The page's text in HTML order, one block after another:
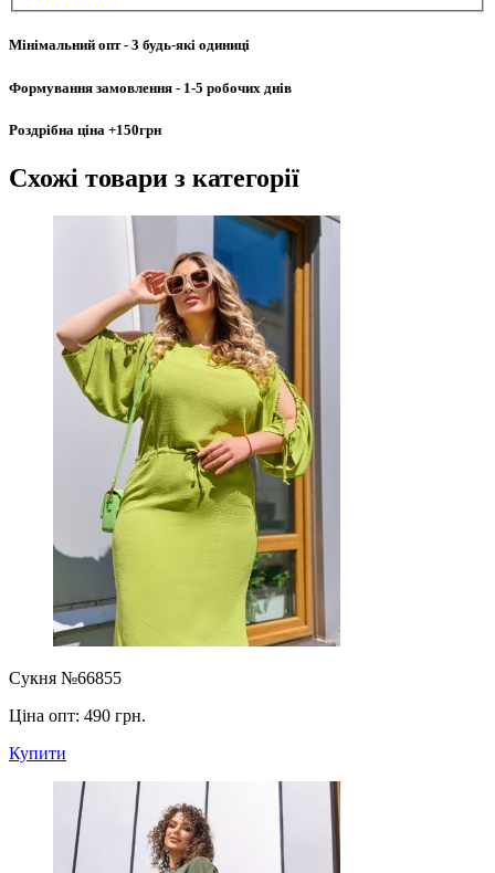
Мінімальний опт- 3 будь-які одиниці
Формування замовлення - 1-5 робочих днів
Роздрібна ціна +150грн
Схожі товари з категорії
Сукня №66855
Ціна опт: 490 грн.
Купити